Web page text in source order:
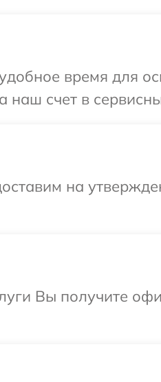
время для
счет в
на
Вы получите